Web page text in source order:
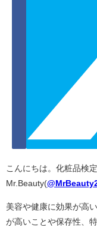
こんにちは。化粧品検
Mr.Beauty(
美容や健康に効果が高
が高いことや保存性、